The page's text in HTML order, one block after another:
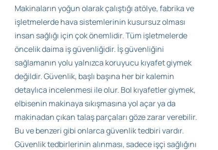
Makinaların yoğun olarak çalıştığı atölye, fabrika ve
işletmelerde hava sistemlerinin kusursuz olması
insan sağlığı için çok önemlidir. Tüm işletmelerde
öncelik daima iş güvenliğidir. İş güvenliğini
sağlamanın yolu yalnızca koruyucu kıyafet giymek
değildir. Güvenlik, başlı başına her bir kalemin
detaylıca incelenmesi ile olur. Bol kıyafetler giymek,
elbisenin makinaya sıkışmasına yol açar ya da
makinadan çıkan talaş parçaları göze zarar verebilir.
Bu ve benzeri gibi onlarca güvenlik tedbiri vardır.
Güvenlik tedbirlerinin alınması, sadece işçi sağlığını